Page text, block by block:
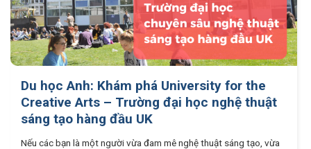
Du học Anh: Khám phá University for the
Creative Arts – Trường đại học nghệ thuật
sáng tạo hàng đầu UK
Nếu các bạn là một người vừa đam mê nghệ thuật sáng tạo, vừa